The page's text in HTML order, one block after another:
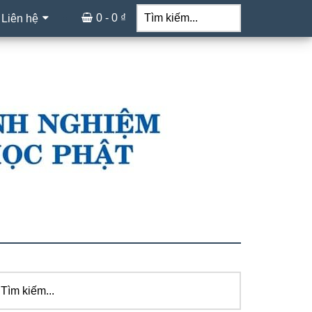
hệ
Tìm
kiếm...
0 - 0 ₫
Sidebar